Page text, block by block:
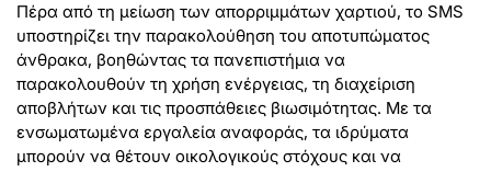
Πέρα από τη μείωση των απορριμμάτων χαρτιού, το SMS
υποστηρίζει την παρακολούθηση του αποτυπώματος
άνθρακα, βοηθώντας τα πανεπιστήμια να
παρακολουθούν τη χρήση ενέργειας, τη διαχείριση
αποβλήτων και τις προσπάθειες βιωσιμότητας. Με τα
ενσωματωμένα εργαλεία αναφοράς, τα ιδρύματα
μπορούν να θέτουν οικολογικούς στόχους και να